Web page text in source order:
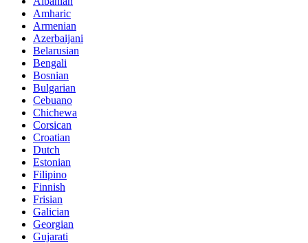
Amharic
Armenian
Azerbaijani
Belarusian
Bengali
Bosnian
Bulgarian
Cebuano
Chichewa
Corsican
Croatian
Dutch
Estonian
Filipino
Finnish
Frisian
Galician
Georgian
Gujarati